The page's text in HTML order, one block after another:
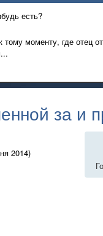
есть?
моменту, где отец
за и
2014)